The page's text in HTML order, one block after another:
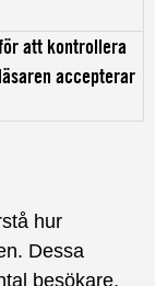
att kontrollera
accepterar
hur
Dessa
besökare,